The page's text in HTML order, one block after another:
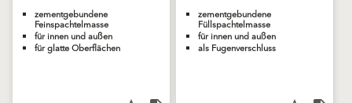
zementgebundene
Feinspachtelmasse
für innen und außen
für glatte Oberflächen
zementgebundene
Füllspachtelmasse
für innen und außen
als Fugenverschluss